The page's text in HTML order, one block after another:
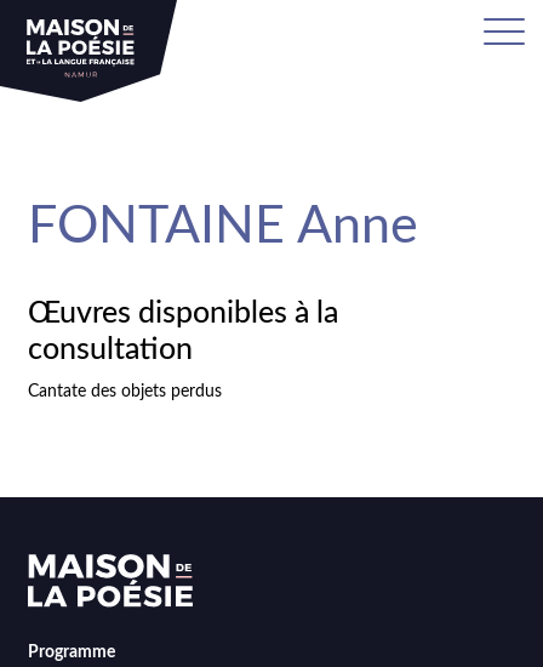
FONTAINE Anne
Œuvres disponibles à la
consultation
Cantate des objets perdus
Programme